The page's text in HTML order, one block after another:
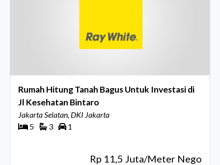
Rumah Hitung Tanah Bagus Untuk Investasi di
Jl Kesehatan Bintaro
Jakarta Selatan, DKI Jakarta
5
3 1
Rp 11,5 Juta/Meter Nego